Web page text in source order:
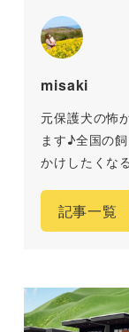
misaki
元保護犬の怖
ます♪全国の
かけしたくな
記事一覧